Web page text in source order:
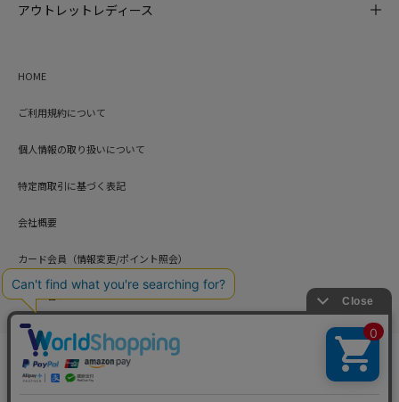
アウトレットレディース
HOME
ご利用規約について
個人情報の取り扱いについて
特定商取引に基づく表記
会社概要
カード会員（情報変更/ポイント照会）